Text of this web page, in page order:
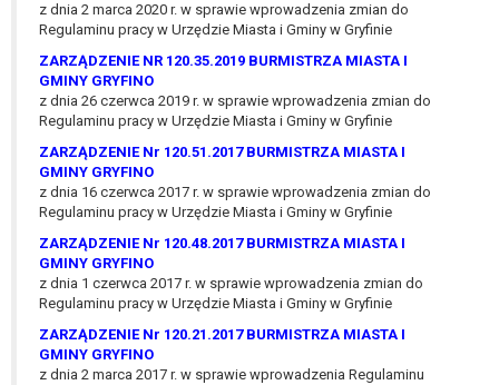
z dnia 2 marca 2020 r. w sprawie wprowadzenia zmian do
Regulaminu pracy w Urzędzie Miasta i Gminy w Gryfinie
ZARZĄDZENIE NR 120.35.2019 BURMISTRZA MIASTA I
GMINY GRYFINO
z dnia 26 czerwca 2019 r. w sprawie wprowadzenia zmian do
Regulaminu pracy w Urzędzie Miasta i Gminy w Gryfinie
ZARZĄDZENIE Nr 120.51.2017 BURMISTRZA MIASTA I
GMINY GRYFINO
z dnia 16 czerwca 2017 r. w sprawie wprowadzenia zmian do
Regulaminu pracy w Urzędzie Miasta i Gminy w Gryfinie
ZARZĄDZENIE Nr 120.48.2017 BURMISTRZA MIASTA I
GMINY GRYFINO
z dnia 1 czerwca 2017 r. w sprawie wprowadzenia zmian do
Regulaminu pracy w Urzędzie Miasta i Gminy w Gryfinie
ZARZĄDZENIE Nr 120.21.2017 BURMISTRZA MIASTA I
GMINY GRYFINO
z dnia 2 marca 2017 r. w sprawie wprowadzenia Regulaminu
tym również profilowaniu.